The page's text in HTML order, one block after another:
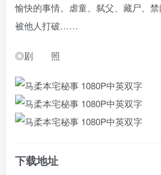
愉快的事情。虐童、弑父、藏尸、
被他人打破……
◎剧 照
下载地址